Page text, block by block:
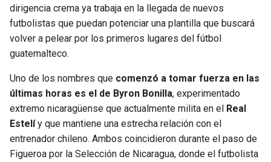
FALCONS
PANTHERS
SAINTS
TRAIL BLAZERS
JAZZ
dirigencia crema ya trabaja en la llegada de nuevos
futbolistas que puedan potenciar una plantilla que buscará
volver a pelear por los primeros lugares del fútbol
guatemalteco.
Uno de los nombres que comenzó a tomar fuerza en las
últimas horas es el de Byron Bonilla, experimentado
extremo nicaragüense que actualmente milita en el Real
Estelíy que mantiene una estrecha relación con el
entrenador chileno. Ambos coincidieron durante el paso de
Figueroa por la Selección de Nicaragua, donde el futbolista